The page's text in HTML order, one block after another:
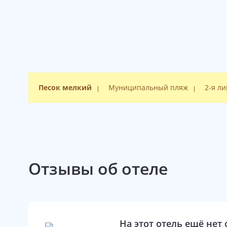
Песок мелкий Муниципальный пляж 2-я
Отзывы об отеле
На этот отель ещё нет